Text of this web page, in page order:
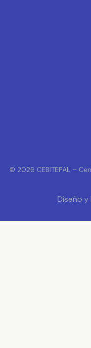
© 2026 CEBITEPAL –
Diseño y